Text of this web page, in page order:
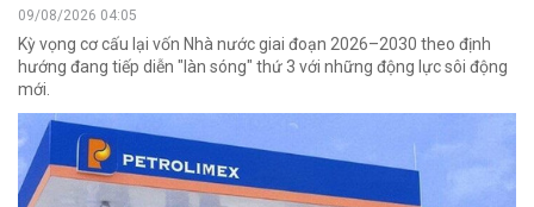
09/08/2026 04:05
Kỳ vọng cơ cấu lại vốn Nhà nước giai đoạn 2026–2030 theo định
hướng đang tiếp diễn "làn sóng" thứ 3 với những động lực sôi động
mới.